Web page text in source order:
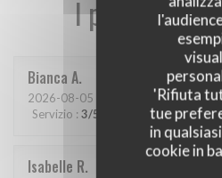
'Rifiuta
tue
in
cookie in
I pareri dei
Bianca A
2026-08-05 - 20:00 - Ospiti 2
Servizio : 3/5 Atmosfera:4/5
Isabelle R